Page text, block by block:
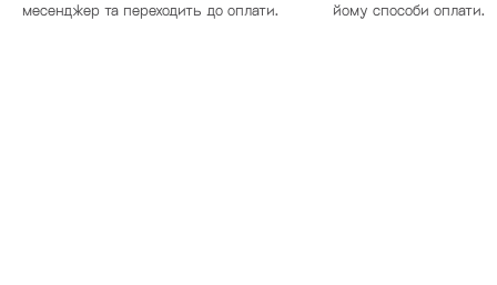
месенджер та переходить до оплати.
йому способи оплати.